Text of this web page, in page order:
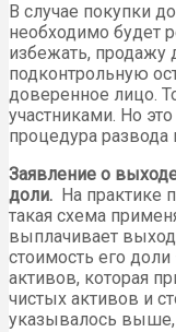
В случае покупки
необходимо будет
избежать, продажу
подконтрольную
доверенное лицо.
участниками. Но
процедура развода
Заявление о
доли. На практике
такая схема
выплачивает
стоимость его доли
активов, которая
чистых активов и
указывалось